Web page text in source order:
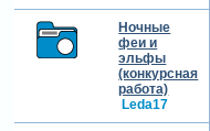
Ночные
феи и
эльфы
(конкурсная
работа)
Leda17